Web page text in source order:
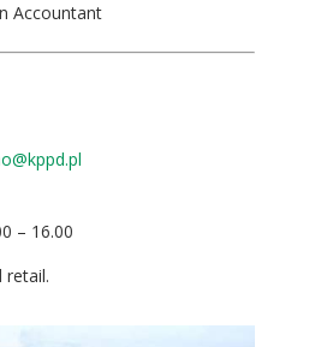
Accountant
– 16.00
retail.